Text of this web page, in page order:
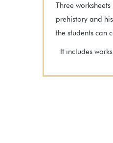
Three
prehistory and
the students can
It includes